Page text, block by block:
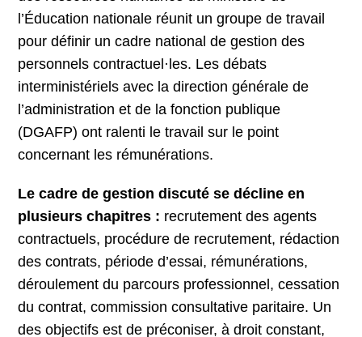
l’Éducation nationale réunit un groupe de travail
pour définir un cadre national de gestion des
personnels contractuel·les. Les débats
interministériels avec la direction générale de
l’administration et de la fonction publique
(DGAFP) ont ralenti le travail sur le point
concernant les rémunérations.
Le cadre de gestion discuté se décline en
plusieurs chapitres : recrutement des agents
contractuels, procédure de recrutement, rédaction
des contrats, période d’essai, rémunérations,
déroulement du parcours professionnel, cessation
du contrat, commission consultative paritaire. Un
des objectifs est de préconiser, à droit constant,